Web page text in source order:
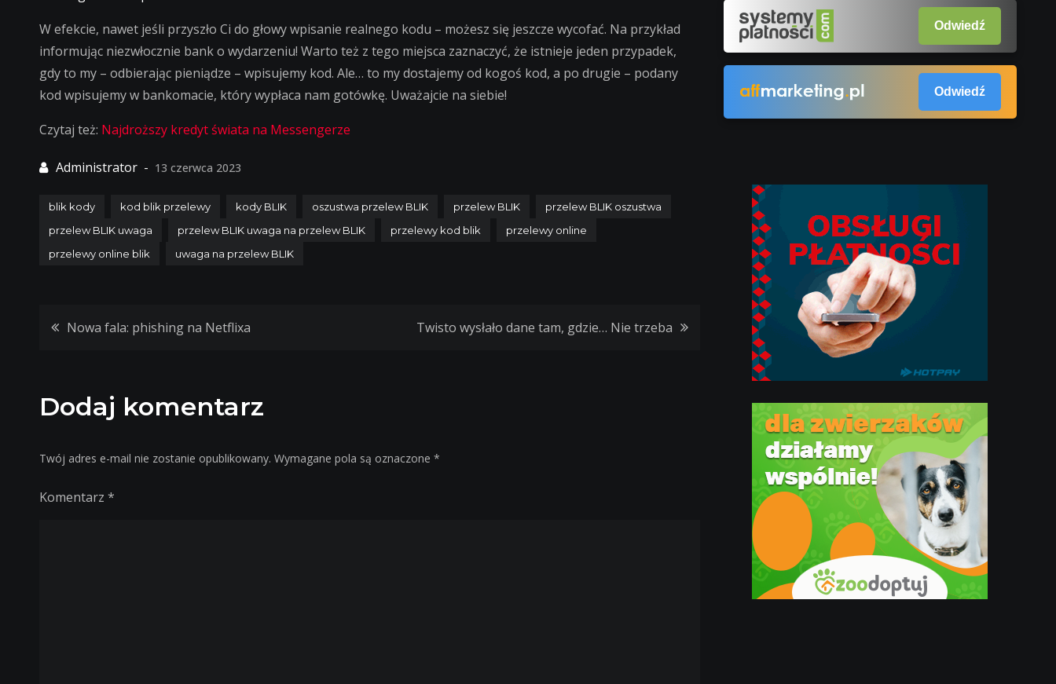
W efekcie, nawet jeśli przyszło Ci do głowy wpisanie realnego kodu – możesz się jeszcze wycofać. Na przykład
informując niezwłocznie bank o wydarzeniu! Warto też z tego miejsca zaznaczyć, że istnieje jeden przypadek,
gdy to my – odbierając pieniądze – wpisujemy kod. Ale… to my dostajemy od kogoś kod, a po drugie – podany
kod wpisujemy w bankomacie, który wypłaca nam gotówkę. Uważajcie na siebie!
Czytaj też: Najdroższy kredyt świata na Messengerze
13 czerwca 2023
blik kody kod blik przelewy kody BLIK oszustwa przelew BLIK przelew BLIK
przelew BLIK oszustwa
przelew BLIK uwaga
przelew BLIK uwaga na przelew BLIK przelewy kod blik
przelewy online
przelewy online blik
uwaga na przelew BLIK
Nawigacja
Nowa fala: phishing na Netflixa Twisto wysłało dane tam, gdzie… Nie trzeba
Dodaj komentarz
Twój adres e-mail nie zostanie opublikowany. Wymagane pola są oznaczone *
Komentarz *
Odwiedź
Odwiedź